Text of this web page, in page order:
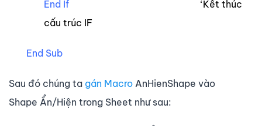
End If ‘Kết thúc
cấu trúc IF
End Sub
Sau đó chúng ta gán Macro AnHienShape vào
Shape Ẩn/Hiện trong Sheet như sau: